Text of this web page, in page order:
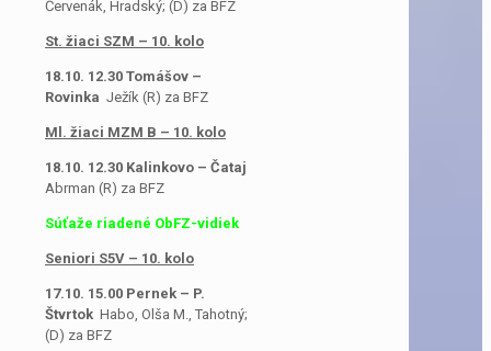
Červenák, Hradský; (D) za BFZ
St. žiaci SZM – 10. kolo
18.10. 12.30 Tomášov –
Rovinka Ježík (R) za BFZ
Ml. žiaci MZM B – 10. kolo
18.10. 12.30 Kalinkovo – Čataj
Abrman (R) za BFZ
Súťaže riadené ObFZ-vidiek
Seniori S5V – 10. kolo
17.10. 15.00 Pernek – P.
Štvrtok Habo, Olša M., Tahotný;
(D) za BFZ